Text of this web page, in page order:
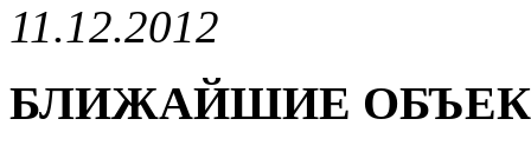
11.12.2012
БЛИЖАЙШИЕ